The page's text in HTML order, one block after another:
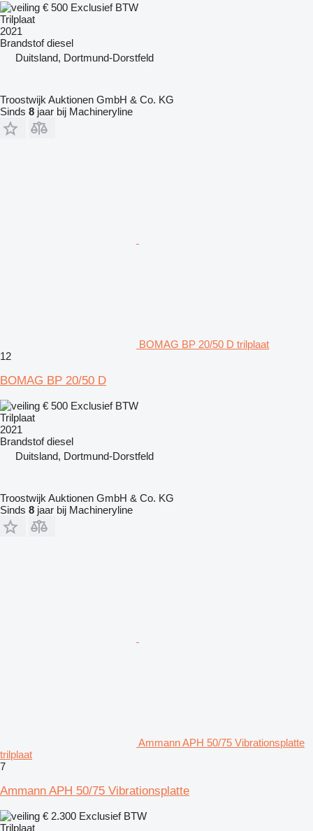
€ 500 Exclusief BTW
Trilplaat
2021
Brandstof diesel
Duitsland, Dortmund-Dorstfeld
Troostwijk Auktionen GmbH & Co. KG
Sinds 8 jaar bij Machineryline
BOMAG BP 20/50 D trilplaat
12
BOMAG BP 20/50 D
€ 500 Exclusief BTW
Trilplaat
2021
Brandstof diesel
Duitsland, Dortmund-Dorstfeld
Troostwijk Auktionen GmbH & Co. KG
Sinds 8 jaar bij Machineryline
Ammann APH 50/75 Vibrationsplatte
trilplaat
7
Ammann APH 50/75 Vibrationsplatte
€ 2.300 Exclusief BTW
Trilplaat